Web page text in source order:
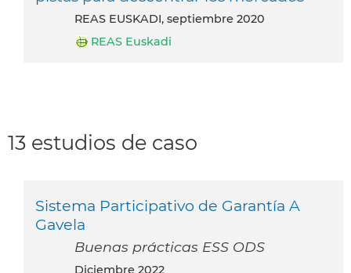
REAS EUSKADI, septiembre 2020
REAS Euskadi
13 estudios de caso
Sistema Participativo de Garantía A
Gavela
Buenas prácticas ESS ODS
diciembre 2022